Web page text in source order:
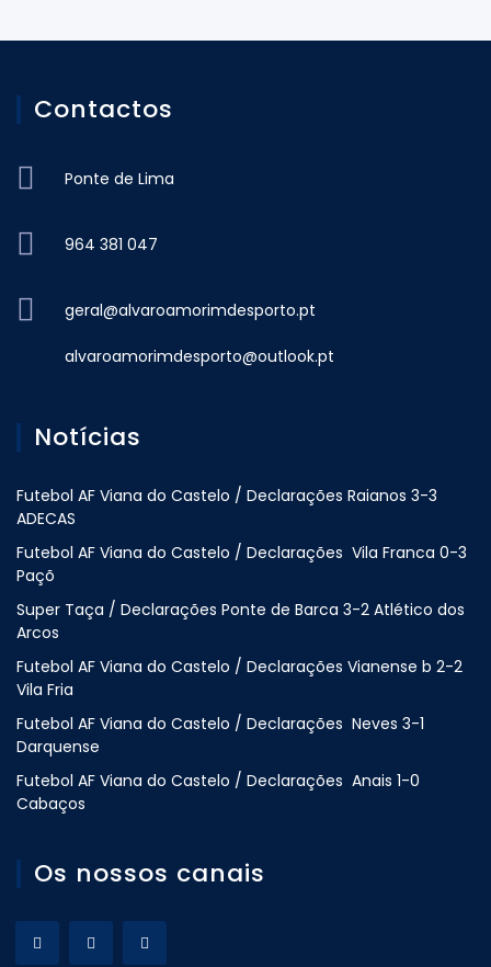
Contactos
Ponte de Lima
964 381 047
geral@alvaroamorimdesporto.pt
alvaroamorimdesporto@outlook.pt
Notícias
Futebol AF Viana do Castelo / Declarações Raianos 3-3
ADECAS
Futebol AF Viana do Castelo / Declarações Vila Franca 0-3
Paçõ
Super Taça / Declarações Ponte de Barca 3-2 Atlético dos
Arcos
Futebol AF Viana do Castelo / Declarações Vianense b 2-2
Vila Fria
Futebol AF Viana do Castelo / Declarações Neves 3-1
Darquense
Futebol AF Viana do Castelo / Declarações Anais 1-0
Cabaços
Os nossos canais